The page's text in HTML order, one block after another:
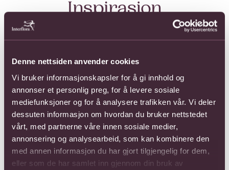
Denne nettsiden anvender cookies
Vi bruker informasjonskapsler for å gi innhold og
annonser et personlig preg, for å levere sosiale
mediefunksjoner og for å analysere trafikken vår. Vi deler
dessuten informasjon om hvordan du bruker nettstedet
vårt, med partnerne våre innen sosiale medier,
annonsering og analysearbeid, som kan kombinere den
med annen informasjon du har gjort tilgjengelig for dem,
eller som de har samlet inn gjennom din bruk av
Inspirasjon
Her finner du inspirasjon til alt sesongen har å by på!
Stor nyhet hos Interflora: Et hjerte med betydning